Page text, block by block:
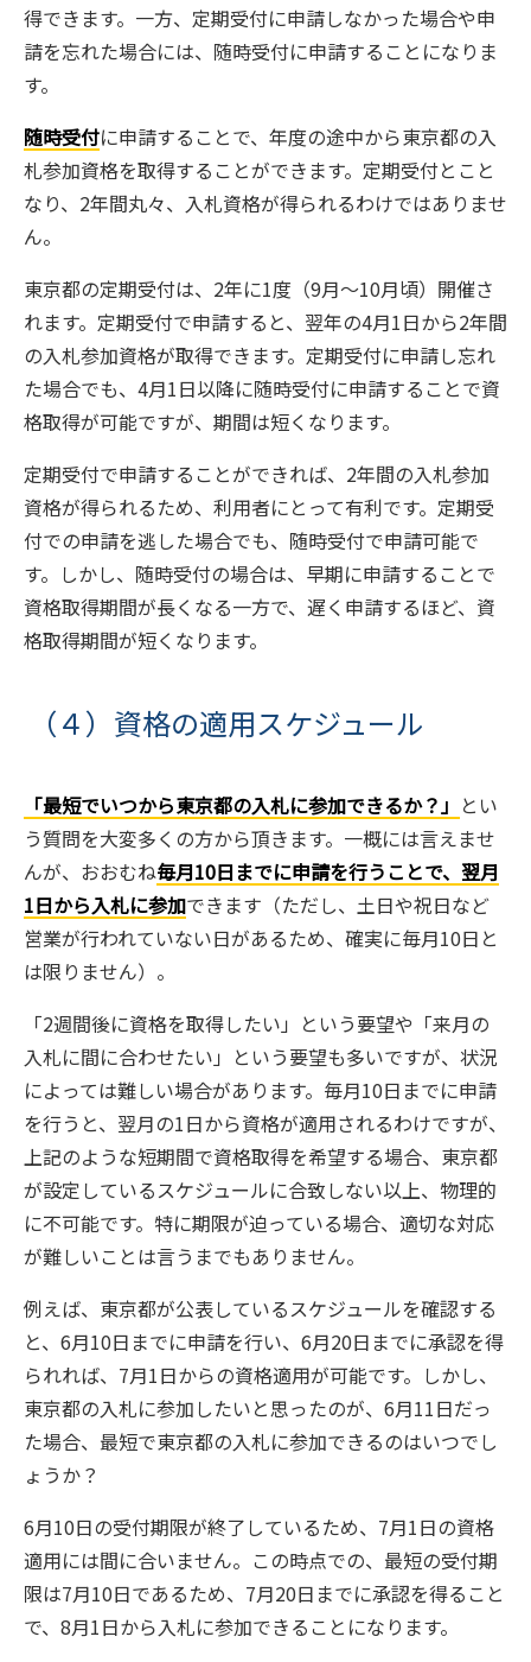
得できます。一方、定期受付に申請しなかった場合や申
請を忘れた場合には、随時受付に申請することになりま
す。
随時受付に申請することで、年度の途中から東京都の入
札参加資格を取得することができます。定期受付とこと
なり、2年間丸々、入札資格が得られるわけではありませ
ん。
東京都の定期受付は、2年に1度（9月～10月頃）開催さ
れます。定期受付で申請すると、翌年の4月1日から2年間
の入札参加資格が取得できます。定期受付に申請し忘れ
た場合でも、4月1日以降に随時受付に申請することで資
格取得が可能ですが、期間は短くなります。
定期受付で申請することができれば、2年間の入札参加
資格が得られるため、利用者にとって有利です。定期受
付での申請を逃した場合でも、随時受付で申請可能で
す。しかし、随時受付の場合は、早期に申請することで
資格取得期間が長くなる一方で、遅く申請するほど、資
格取得期間が短くなります。
（４）資格の適用スケジュール
「最短でいつから東京都の入札に参加できるか？」 とい
う質問を大変多くの方から頂きます。一概には言えませ
んが、おおむね毎月10日までに申請を行うことで、翌月
1日から入札に参加できます（ただし、土日や祝日など
営業が行われていない日があるため、確実に毎月10日と
は限りません）。
「2週間後に資格を取得したい」という要望や「来月の
入札に間に合わせたい」という要望も多いですが、状況
によっては難しい場合があります。毎月10日までに申請
を行うと、翌月の1日から資格が適用されるわけですが、
上記のような短期間で資格取得を希望する場合、東京都
が設定しているスケジュールに合致しない以上、物理的
に不可能です。特に期限が迫っている場合、適切な対応
が難しいことは言うまでもありません。
例えば、東京都が公表しているスケジュールを確認する
と、6月10日までに申請を行い、6月20日までに承認を得
られれば、7月1日からの資格適用が可能です。しかし、
東京都の入札に参加したいと思ったのが、6月11日だっ
た場合、最短で東京都の入札に参加できるのはいつでし
ょうか？
6月10日の受付期限が終了しているため、7月1日の資格
適用には間に合いません。この時点での、最短の受付期
限は7月10日であるため、7月20日までに承認を得ること
で、8月1日から入札に参加できることになります。